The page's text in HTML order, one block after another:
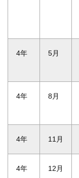
4年 5月
4年 8月
4年 11月
4年 12月